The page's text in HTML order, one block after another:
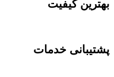
بهترین کیفیت
پشتیبانی خدمات